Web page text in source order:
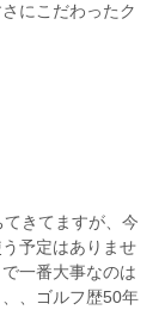
にこだわったク
きてますが、今
予定はありませ
一番大事なのは
、ゴルフ歴50年